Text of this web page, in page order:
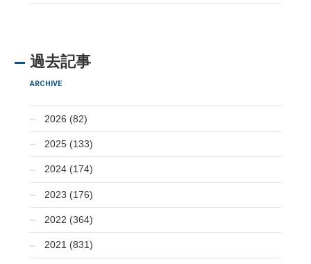
過去記事
ARCHIVE
2026 (82)
2025 (133)
2024 (174)
2023 (176)
2022 (364)
2021 (831)